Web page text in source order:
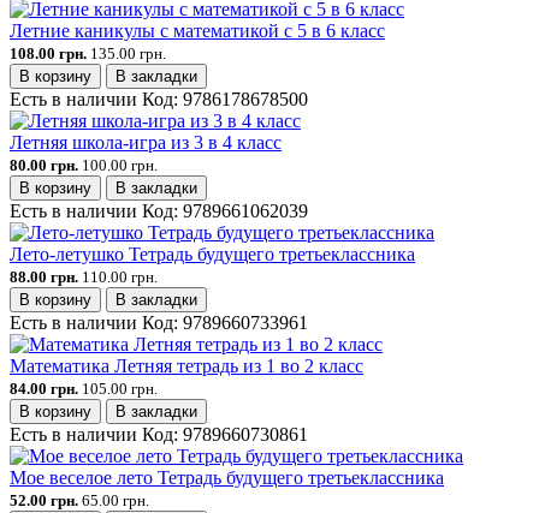
Летние каникулы с математикой с 5 в 6 класс
108.00 грн. 135.00 грн.
В корзину
В закладки
Есть в наличии Код: 9786178678500
Летняя школа-игра из 3 в 4 класс
80.00 грн. 100.00 грн.
В корзину
В закладки
Есть в наличии Код: 9789661062039
Лето-летушко Тетрадь будущего третьеклассника
88.00 грн. 110.00 грн.
В корзину
В закладки
Есть в наличии Код: 9789660733961
Математика Летняя тетрадь из 1 во 2 класс
84.00 грн. 105.00 грн.
В корзину
В закладки
Есть в наличии Код: 9789660730861
Мое веселое лето Тетрадь будущего третьеклассника
52.00 грн. 65.00 грн.